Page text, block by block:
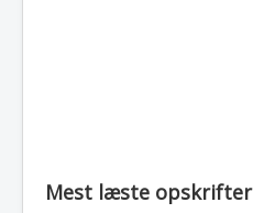
Mest læste opskrifter